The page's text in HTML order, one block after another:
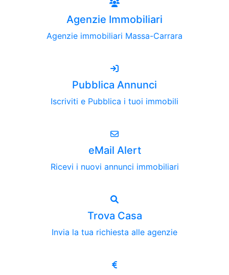
Agenzie Immobiliari
Agenzie immobiliari Massa-Carrara
Pubblica Annunci
Iscriviti e Pubblica i tuoi immobili
eMail Alert
Ricevi i nuovi annunci immobiliari
Trova Casa
Invia la tua richiesta alle agenzie